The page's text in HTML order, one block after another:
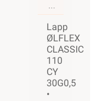
Lapp
ØLFLEX
CLASSIC
110
CY
30G0,5
•